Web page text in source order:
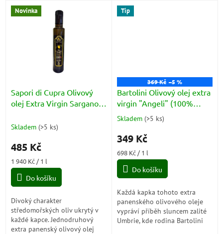
aciditou 0,19 %) okouzlí tóny
lískových...
italských oliv a aciditou 0,22
%...
Novinka
Sapori di Cupra Olivový
olej Extra Virgin Sargano
Skladem (>5 ks)
485 Kč
Měrná
cena:
1 940 Kč / 1 l
Do košíku
Divoký charakter
středomořských oliv ukrytý v
každé kapce. Jednodruhový
extra panenský olivový olej
Tip
369 Kč –5 %
Bartolini Olivový olej extra
virgin "Angeli" (100%
Italiano) - za studena
lisovaný 0,5L (plech)
Průměrné
produktu
5,0
5
Skladem (>5 ks)
349 Kč
Měrná
cena:
698 Kč / 1 l
Do košíku
Každá kapka tohoto extra
panenského olivového oleje
vypráví příběh sluncem zalité
Umbrie, kde rodina Bartolini